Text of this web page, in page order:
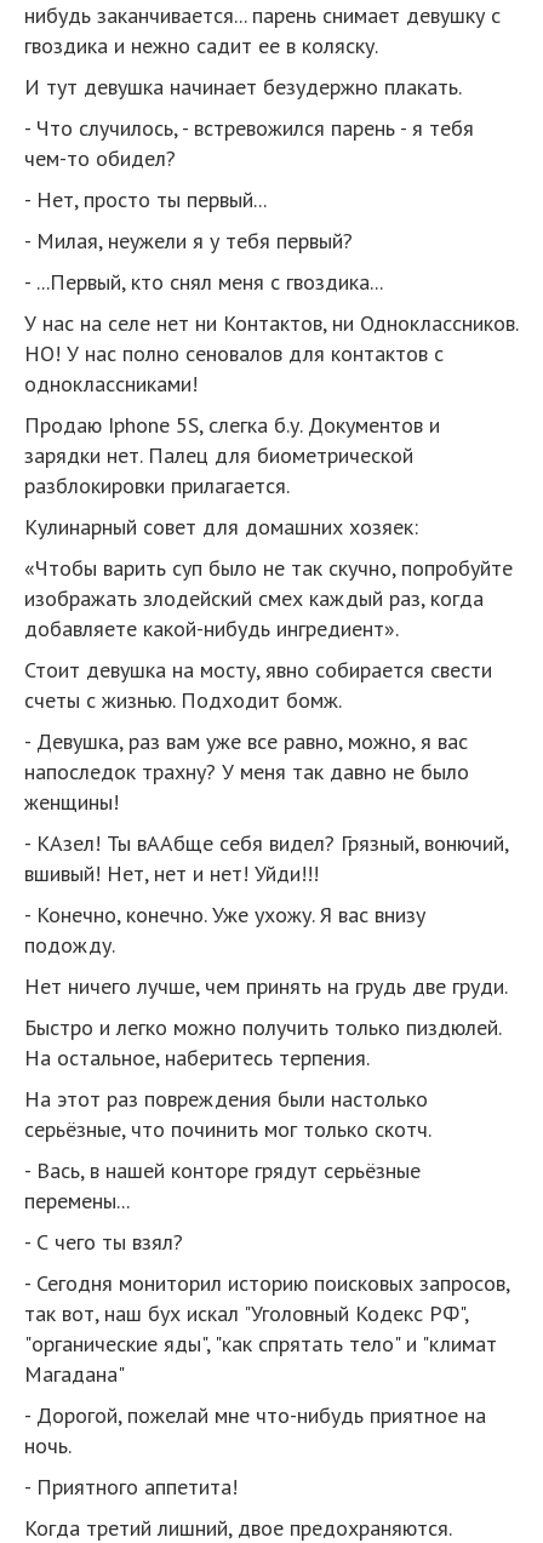
нибудь заканчивается... парень снимает девушку с
гвоздика и нежно садит ее в коляску.
И тут девушка начинает безудержно плакать.
- Что случилось, - встревожился парень - я тебя
чем-то обидел?
- Нет, просто ты первый...
- Милая, неужели я у тебя первый?
- ...Первый, кто снял меня с гвоздика...
У нас на селе нет ни Контактов, ни Одноклассников.
НО! У нас полно сеновалов для контактов с
одноклассниками!
Продаю Iphone 5S, слегка б.у. Документов и
зарядки нет. Палец для биометрической
разблокировки прилагается.
Кулинарный совет для домашних хозяек:
«Чтобы варить суп было не так скучно, попробуйте
изображать злодейский смех каждый раз, когда
добавляете какой-нибудь ингредиент».
Стоит девушка на мосту, явно собирается свести
счеты с жизнью. Подходит бомж.
- Девушка, раз вам уже все равно, можно, я вас
напоследок трахну? У меня так давно не было
женщины!
- КАзел! Ты вААбще себя видел? Грязный, вонючий,
вшивый! Нет, нет и нет! Уйди!!!
- Конечно, конечно. Уже ухожу. Я вас внизу
подожду.
Нет ничего лучше, чем принять на грудь две груди.
Быстро и легко можно получить только пиздюлей.
На остальное, наберитесь терпения.
На этот раз повреждения были настолько
серьёзные, что починить мог только скотч.
- Вась, в нашей конторе грядут серьёзные
перемены...
- С чего ты взял?
- Сегодня мониторил историю поисковых запросов,
так вот, наш бух искал "Уголовный Кодекс РФ",
"органические яды", "как спрятать тело" и "климат
Магадана"
- Дорогой, пожелай мне что-нибудь приятное на
ночь.
- Приятного аппетита!
Когда третий лишний, двое предохраняются.